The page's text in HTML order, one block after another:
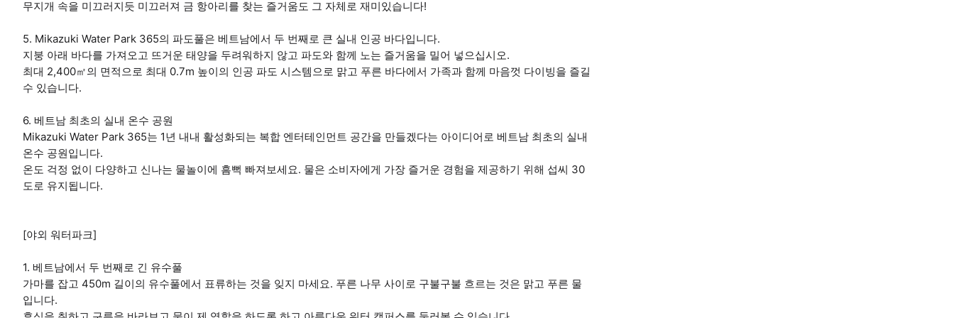
무지개 속을 미끄러지듯 미끄러져 금 항아리를 찾는 즐거움도 그 자체로 재미있습니다!
5. Mikazuki Water Park 365의 파도풀은 베트남에서 두 번째로 큰 실내 인공 바다입니다.
지붕 아래 바다를 가져오고 뜨거운 태양을 두려워하지 않고 파도와 함께 노는 즐거움을 밀어 넣으십시오.
최대 2,400㎡의 면적으로 최대 0.7m 높이의 인공 파도 시스템으로 맑고 푸른 바다에서 가족과 함께 마음껏 다이빙을 즐길
수 있습니다.
6. 베트남 최초의 실내 온수 공원
Mikazuki Water Park 365는 1년 내내 활성화되는 복합 엔터테인먼트 공간을 만들겠다는 아이디어로 베트남 최초의 실내
온수 공원입니다.
온도 걱정 없이 다양하고 신나는 물놀이에 흠뻑 빠져보세요. 물은 소비자에게 가장 즐거운 경험을 제공하기 위해 섭씨 30
도로 유지됩니다.
[야외 워터파크]
1. 베트남에서 두 번째로 긴 유수풀
가마를 잡고 450m 길이의 유수풀에서 표류하는 것을 잊지 마세요. 푸른 나무 사이로 구불구불 흐르는 것은 맑고 푸른 물
입니다.